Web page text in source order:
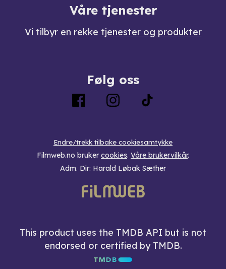
Våre tjenester
Vi tilbyr en rekke tjenester og produkter
Følg oss
Endre/trekk tilbake cookiesamtykke
Filmweb.no bruker cookies. Våre brukervilkår.
Adm. Dir: Harald Løbak Sæther
This product uses the TMDB API but is not
endorsed or certified by TMDB.